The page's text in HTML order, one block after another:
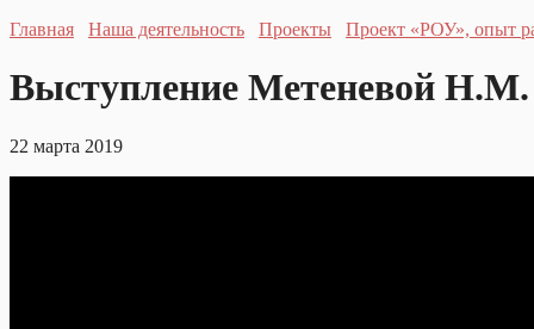
Главная
Наша деятельность Проекты Проект «РОУ», опыт
Выступление Метеневой
22 марта 2019